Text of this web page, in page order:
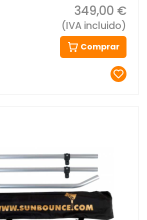
349,00 €
(IVA incluido)
Comprar